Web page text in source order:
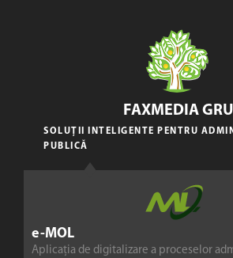
e-MOL
Aplicația de digitalizare a proceselor
FAXMEDIA
SOLUȚII INTELIGENTE PENTRU
PUBLICĂ